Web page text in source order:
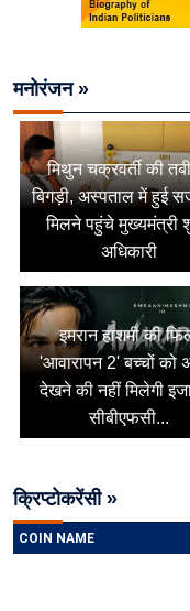
मनोरंजन »
मिथुन चक्रवर्ती की
बिगड़ी, अस्पताल में हुई
मिलने पहुंचे मुख्यमंत्री
अधिकारी
इमरान हाशमी की
'आवारापन 2' बच्चों
देखने की नहीं मिलेगी
सीबीएफसी...
क्रिप्टोकरेंसी »